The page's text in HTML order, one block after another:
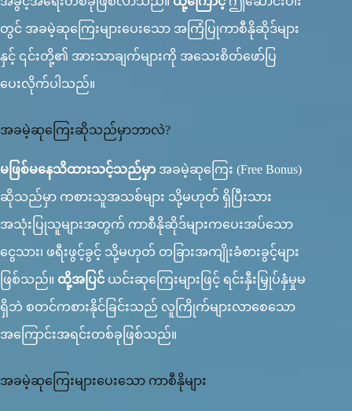
တွင် အခမဲ့ဆုကြေးများပေးသော အကြံပြုကာစီနိုဆိုဒ်များ
နှင့် ၎င်းတို့၏ အားသာချက်များကို အသေးစိတ်ဖော်ပြ
ပေးလိုက်ပါသည်။
အခမဲ့ဆုကြေးဆိုသည်မှာဘာလဲ?
မဖြစ်မနေသိထားသင့်သည်မှာ အခမဲ့ဆုကြေး (Free Bonus)
ဆိုသည်မှာ ကစားသူအသစ်များ သို့မဟုတ် ရှိပြီးသား
အသုံးပြုသူများအတွက် ကာစီနိုဆိုဒ်များကပေးအပ်သော
ငွေသား၊ ဖရီးဖွင့်ခွင့် သို့မဟုတ် တခြားအကျိုးခံစားခွင့်များ
ဖြစ်သည်။ ထို့အပြင် ယင်းဆုကြေးများဖြင့် ရင်းနှီးမြှုပ်နှံမှုမ
ရှိဘဲ စတင်ကစားနိုင်ခြင်းသည် လူကြိုက်များလာစေသော
အကြောင်းအရင်းတစ်ခုဖြစ်သည်။
အခမဲ့ဆုကြေးများပေးသော ကာစီနိုများ